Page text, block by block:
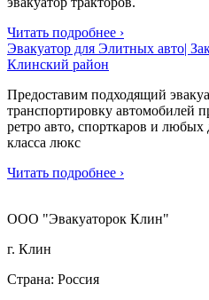
Читать подробнее ›
Эвакуатор для Элитных авто|
Клинский район
Предоставим подходящий
транспортировку автомобилей
ретро авто, спорткаров и
класса люкс
Читать подробнее ›
ООО "Эвакуаторок Клин"
г. Клин
Страна: Россия